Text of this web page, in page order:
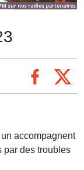
un accompagnent
par des troubles